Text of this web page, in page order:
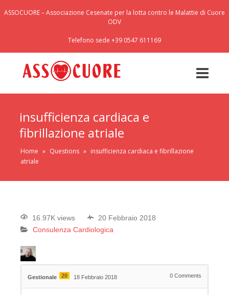
ASSOCUORE – Associazione Cesenate per la lotta contro le Malattie di Cuore
ODV
Telefono sede +39 0547 611169
insufficienza cardiaca e
fibrillazione atriale
Home » Questions » insufficienza cardiaca e fibrillazione
atriale
16.97K views
20 Febbraio 2018
Consulenza Cardiologica
Gestionale 20 18 Febbraio 2018 0 Comments